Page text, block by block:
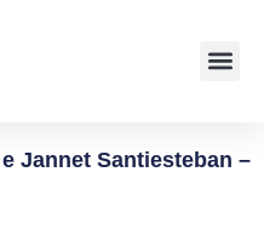
Jannet Santiesteban –